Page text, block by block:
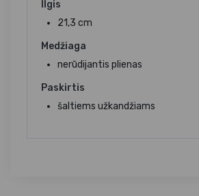
Ilgis
21,3 cm
Medžiaga
nerūdijantis plienas
Paskirtis
šaltiems užkandžiams